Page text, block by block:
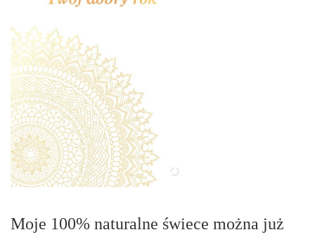
Moje 100% naturalne świece można już